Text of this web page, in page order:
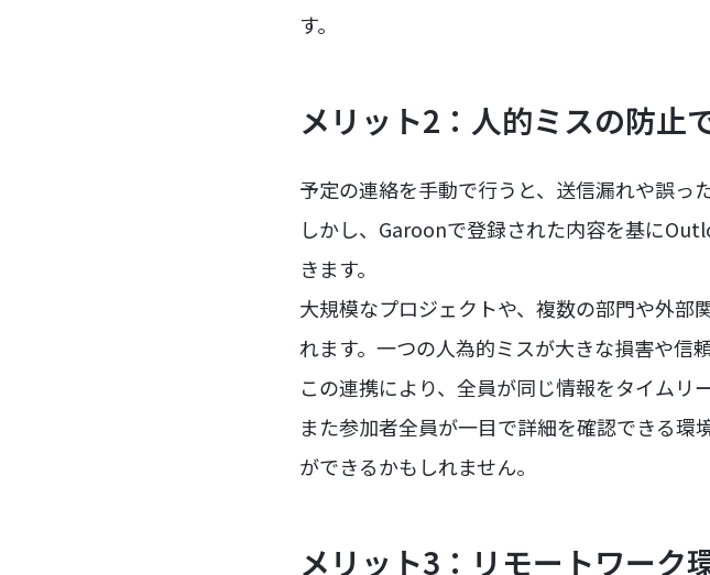
す。
メリット2：人的ミスの防止
予定の連絡を手動で行うと、送信漏れや誤っ
しかし、Garoonで登録された内容を基に
きます。
大規模なプロジェクトや、複数の部門や外部
れます。一つの人為的ミスが大きな損害や信
この連携により、全員が同じ情報をタイムリ
また参加者全員が一目で詳細を確認できる
ができるかもしれません。
メリット3：リモートワーク